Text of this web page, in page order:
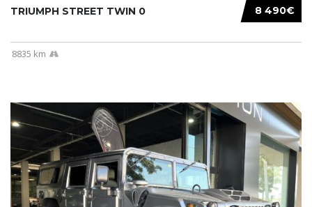
8 490€
TRIUMPH STREET TWIN 0
8835 km